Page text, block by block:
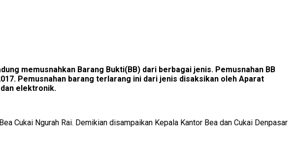
memusnahkan Barang Bukti(BB) dari berbagai jenis. Pemusnahan BB
Pemusnahan barang terlarang ini dari jenis disaksikan oleh Aparat
elektronik.
Cukai Ngurah Rai. Demikian disampaikan Kepala Kantor Bea dan Cukai Denpasar